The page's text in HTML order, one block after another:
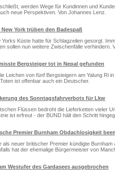
werden Wege für Kundinnen und
neue Perspektiven. Von Johannes Lenz.
York trüben den Badespaß
Yorks Küste hatte für Schlagzeilen gesorgt.
sollen nun weitere Zwischenfälle verhindern.
Bergsteiger tot in Nepal gefunden
Leichen von fünf Bergsteigern am Yalung Ri
ist offenbar auch ein Deutscher.
des Sonntagsfahrverbots für Lkw
Flüssen bedroht die Lieferketten vieler
ist erfreut - der BUND hält den Schritt
Premier Burnham Obdachlosigkeit
als neuer britischer Premier kündigte
hat der ehemalige Bürgermeister von
Westufer des Gardasees ausgebrochen